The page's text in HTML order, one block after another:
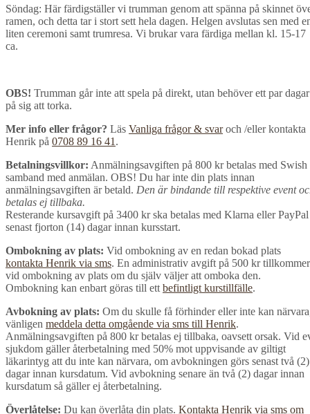
Söndag: Här färdigställer vi trumman genom att spänna på skinnet
ramen, och detta tar i stort sett hela dagen. Helgen avslutas sen med
liten ceremoni samt trumresa. Vi brukar vara färdiga mellan kl. 15-17
ca.
OBS! Trumman går inte att spela på direkt, utan behöver ett par dagar
på sig att torka.
Mer info eller frågor? Läs Vanliga frågor & svaroch /eller kontakta
Henrik på 0708 89 16 41 .
Betalningsvillkor: Anmälningsavgiften på 800 kr betalas med Swish
samband med anmälan. OBS! Du har inte din plats innan
anmälningsavgiften är betald. Den är bindande till respektive event
betalas ej tillbaka.
Resterande kursavgift på 3400 kr ska betalas med Klarna eller PayPal
senast fjorton (14) dagar innan kursstart.
Ombokning av plats: Vid ombokning av en redan bokad plats
kontakta Henrik via sms. En administrativ avgift på 500 kr tillkommer
vid ombokning av plats om du själv väljer att omboka den.
Ombokning kan enbart göras till ett befintligt kurstillfälle.
Avbokning av plats: Om du skulle få förhinder eller inte kan
vänligen meddela detta omgående via sms till Henrik.
Anmälningsavgiften på 800 kr betalas ej tillbaka, oavsett orsak. Vid
sjukdom gäller återbetalning med 50% mot uppvisande av giltigt
läkarintyg att du inte kan närvara, om avbokningen görs senast två (2)
dagar innan kursdatum. Vid avbokning senare än två (2) dagar innan
kursdatum så gäller ej återbetalning.
Överlåtelse: Du kan överlåta din plats. Kontakta Henrik via sms om